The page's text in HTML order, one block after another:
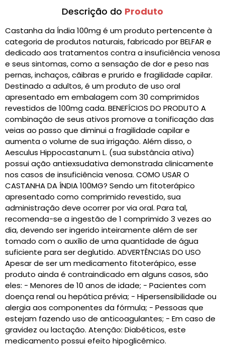
Descrição do Produto
Castanha da Índia 100mg é um produto pertencente à
categoria de produtos naturais, fabricado por BELFAR e
dedicado aos tratamentos contra a insuficiência venosa
e seus sintomas, como a sensação de dor e peso nas
pernas, inchaços, cãibras e prurido e fragilidade capilar.
Destinado a adultos, é um produto de uso oral
apresentado em embalagem com 30 comprimidos
revestidos de 100mg cada. BENEFÍCIOS DO PRODUTO A
combinação de seus ativos promove a tonificação das
veias ao passo que diminui a fragilidade capilar e
aumenta o volume de sua irrigação. Além disso, o
Aesculus Hippocastanum L. (sua substância ativa)
possui ação antiexsudativa demonstrada clinicamente
nos casos de insuficiência venosa. COMO USAR O
CASTANHA DA ÍNDIA 100MG? Sendo um fitoterápico
apresentado como comprimido revestido, sua
administração deve ocorrer por via oral. Para tal,
recomenda-se a ingestão de 1 comprimido 3 vezes ao
dia, devendo ser ingerido inteiramente além de ser
tomado com o auxílio de uma quantidade de água
suficiente para ser deglutido. ADVERTÊNCIAS DO USO
Apesar de ser um medicamento fitoterápico, esse
produto ainda é contraindicado em alguns casos, são
eles: - Menores de 10 anos de idade; - Pacientes com
doença renal ou hepática prévia; - Hipersensibilidade ou
alergia aos componentes da fórmula; - Pessoas que
estejam fazendo uso de anticoagulantes; - Em caso de
gravidez ou lactação. Atenção: Diabéticos, este
medicamento possui efeito hipoglicêmico.